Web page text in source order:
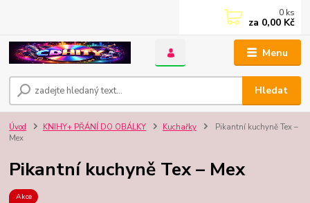
Menu
Hledat
0 ks
za 0,00 Kč
Úvod KNIHY+ PŘÁNÍ DO OBÁLKY Kuchařky
Pikantní kuchyně Tex –
Mex
Pikantní kuchyně Tex – Mex
Akce